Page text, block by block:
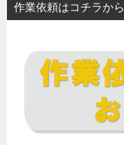
作業依頼はコチラから